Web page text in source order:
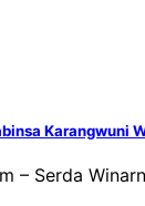
Karangwuni
– Serda